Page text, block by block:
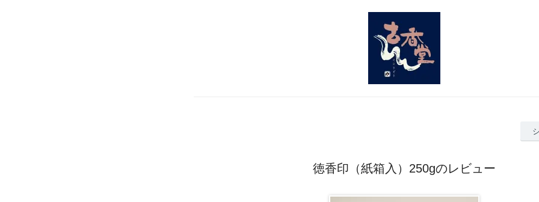
徳香印（紙箱入）250gのレビュー